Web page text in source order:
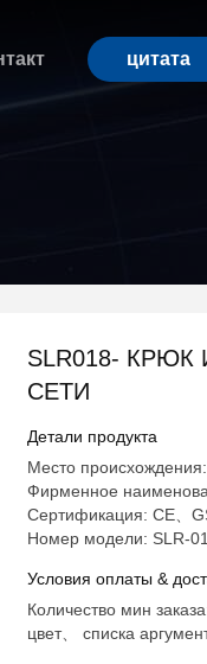
цитата
SLR018-
СЕТИ
Детали продукта
Место
Фирменное
Сертификация: CE、
Номер модели: SLR-
Условия оплаты &
Количество мин
цвет、 списка